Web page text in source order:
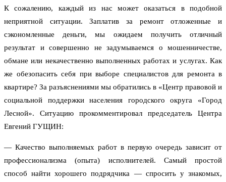
К сожалению, каждый из нас может оказаться в подобной
неприятной ситуации. Заплатив за ремонт отложенные и
сэкономленные деньги, мы ожидаем получить отличный
результат и совершенно не задумываемся о мошенничестве,
обмане или некачественно выполненных работах и услугах. Как
же обезопасить себя при выборе специалистов для ремонта в
квартире? За разъяснениями мы обратились в «Центр правовой и
социальной поддержки населения городского округа «Город
Лесной». Ситуацию прокомментировал председатель Центра
Евгений ГУЩИН:
— Качество выполняемых работ в первую очередь зависит от
профессионализма (опыта) исполнителей. Самый простой
способ найти хорошего подрядчика — спросить у знакомых,